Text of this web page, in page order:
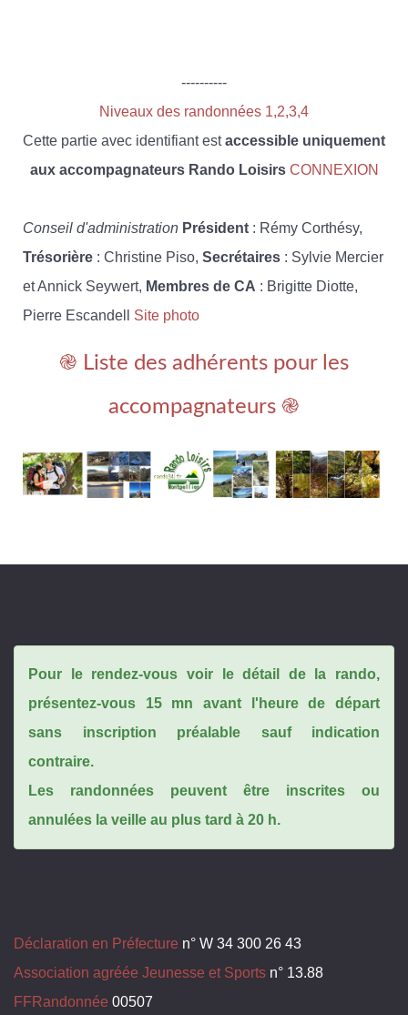
----------
Niveaux des randonnées 1,2,3,4
Cette partie avec identifiant estaccessible uniquement
aux accompagnateurs Rando Loisirs CONNEXION
Conseil d'administration Président : Rémy Corthésy,
Trésorière : Christine Piso, Secrétaires : Sylvie Mercier
et Annick Seywert, Membres de CA : Brigitte Diotte,
Pierre Escandell Site photo
֎ Liste des adhérents pour les
accompagnateurs ֎
Pour le rendez-vous voir le détail de la rando,
présentez-vous 15 mn avant l'heure de départ
sans inscription préalable sauf indication
contraire.
Les randonnées peuvent être inscrites ou
annulées la veille au plus tard à 20 h.
Déclaration en Préfecture n° W 34 300 26 43
Association agréée Jeunesse et Sports n° 13.88
FFRandonnée 00507